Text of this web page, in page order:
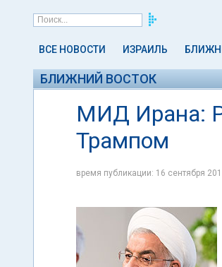
ВСЕ НОВОСТИ ИЗРАИЛЬ
БЛИЖНИЙ ВОСТОК
МИД Ирана:
Трампом
время публикации: 16 сентября